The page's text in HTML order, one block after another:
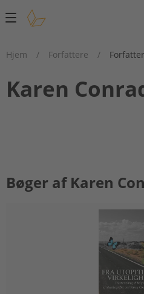
Main
Hjem
/ Forfattere / Forfatter
Karen
Bøger af Karen